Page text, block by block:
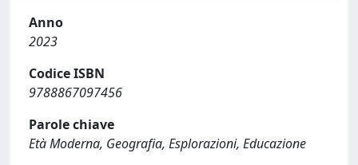
Anno
2023
Codice ISBN
9788867097456
Parole chiave
Età Moderna, Geografia, Esplorazioni, Educazione